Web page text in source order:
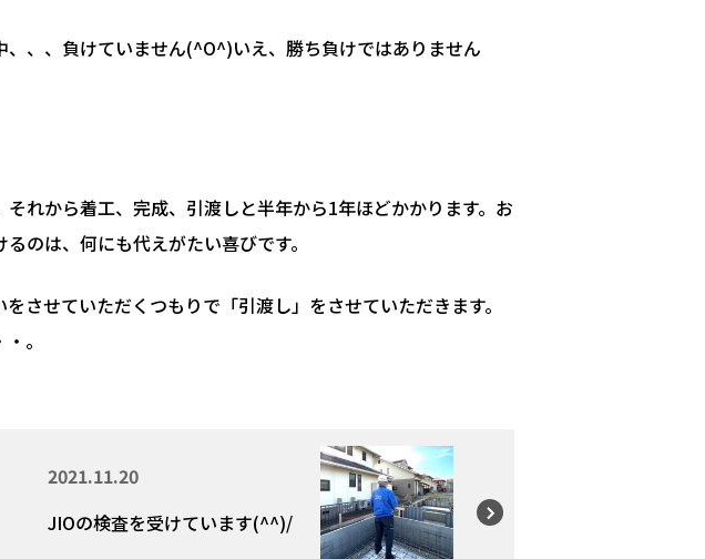
、、負けていません(^O^)いえ、勝ち負けではありません
れから着工、完成、引渡しと半年から1年ほどかかります。お
のは、何にも代えがたい喜びです。
させていただくつもりで「引渡し」をさせていただきます。
。
2021.11.20
JIOの検査を受けています(^^)/